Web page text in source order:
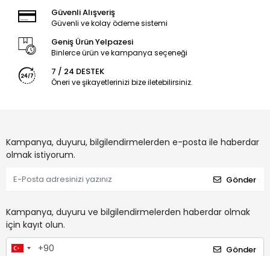
Güvenli Alışveriş
Güvenli ve kolay ödeme sistemi
Geniş Ürün Yelpazesi
Binlerce ürün ve kampanya seçeneği
7 / 24 DESTEK
Öneri ve şikayetlerinizi bize iletebilirsiniz.
Kampanya, duyuru, bilgilendirmelerden e-posta ile haberdar
olmak istiyorum.
Gönder
Kampanya, duyuru ve bilgilendirmelerden haberdar olmak
için kayıt olun.
Gönder